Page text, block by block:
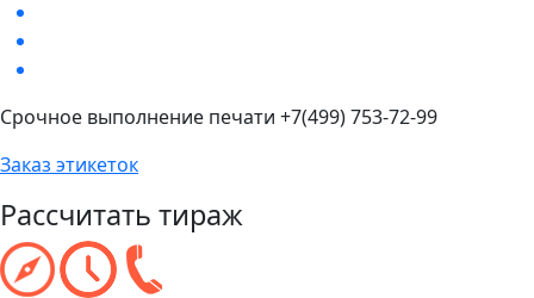
Срочное выполнение печати +7(499) 753-72-99
Заказ этикеток
Рассчитать тираж